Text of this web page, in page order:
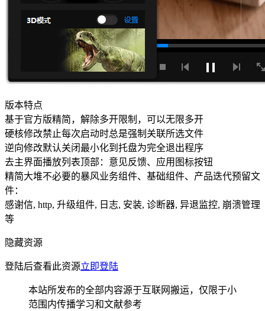
版本特点
基于官方版精简，解除多开限制，可以无限多开
硬核修改禁止每次启动时总是强制关联所选文件
逆向修改默认关闭最小化到托盘为完全退出程序
去主界面播放列表顶部：意见反馈、应用图标按钮
精简大堆不必要的暴风业务组件、基础组件、产品迭代预留文
件：
感谢信, http, 升级组件, 日志, 安装, 诊断器, 异退监控, 崩溃管理
等
隐藏资源
登陆后查看此资源立即登陆
本站所发布的全部内容源于互联网搬运，仅限于小
范围内传播学习和文献参考